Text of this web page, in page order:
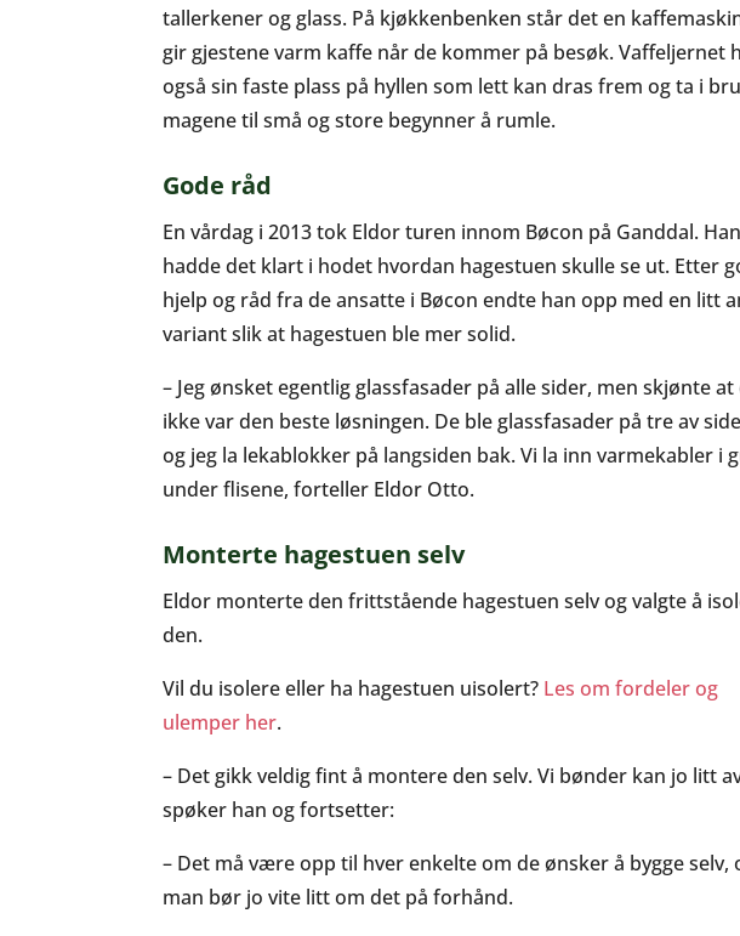
tallerkener og glass. På kjøkkenbenken står det en
gir gjestene varm kaffe når de kommer på besøk. Vaffeljernet
også sin faste plass på hyllen som lett kan dras frem og ta i
magene til små og store begynner å rumle.
Gode råd
En vårdag i 2013 tok Eldor turen innom Bøcon på Ganddal. Han
hadde det klart i hodet hvordan hagestuen skulle se ut. Etter
hjelp og råd fra de ansatte i Bøcon endte han opp med en litt
variant slik at hagestuen ble mer solid.
– Jeg ønsket egentlig glassfasader på alle sider, men skjønte
ikke var den beste løsningen. De ble glassfasader på tre av
og jeg la lekablokker på langsiden bak. Vi la inn varmekabler i
under flisene, forteller Eldor Otto.
Monterte hagestuen selv
Eldor monterte den frittstående hagestuen selv og valgte å
den.
Vil du isolere eller ha hagestuen uisolert? Les om fordeler og
ulemper her.
– Det gikk veldig fint å montere den selv. Vi bønder kan jo litt
spøker han og fortsetter:
– Det må være opp til hver enkelte om de ønsker å bygge selv,
man bør jo vite litt om det på forhånd.